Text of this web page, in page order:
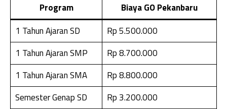
Program
Biaya GO Pekanbaru
1 Tahun Ajaran SD
Rp 5.500.000
1 Tahun Ajaran SMP
Rp 8.700.000
1 Tahun Ajaran SMA
Rp 8.800.000
Semester Genap SD
Rp 3.200.000